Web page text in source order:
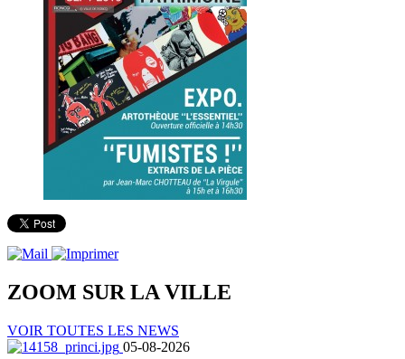
ZOOM SUR LA VILLE
VOIR TOUTES LES NEWS
05-08-2026